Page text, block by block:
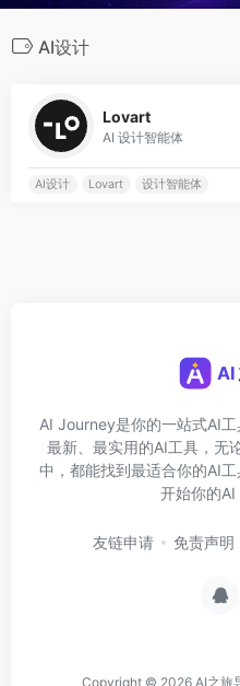
AI设计
Lovart
AI 设计智能体
AI设计 Lovart 设计智能体
AI Journey是你的一站式AI
最新、最实用的AI工具，无
中，都能找到最适合你的AI
开始你的AI
友链申请 免责声明
Copyright © 2026 AI之旅